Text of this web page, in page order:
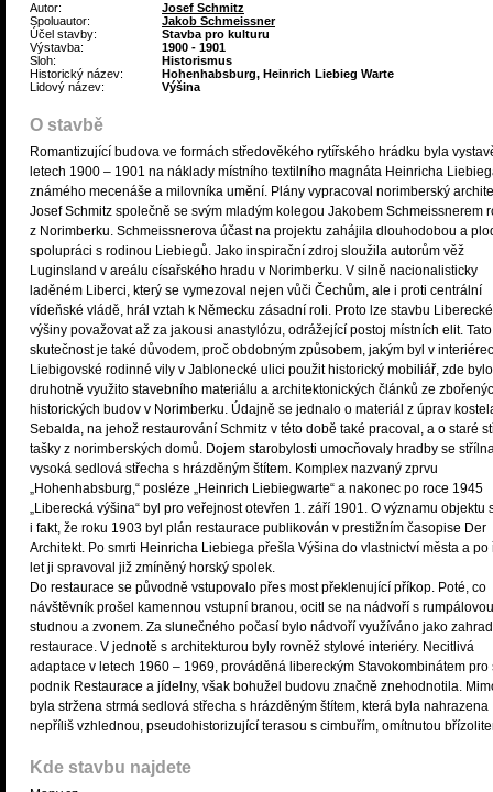
Autor:
Josef Schmitz
Spoluautor:
Jakob Schmeissner
Účel stavby:
Stavba pro kulturu
Výstavba:
1900 - 1901
Sloh:
Historismus
Historický název:
Hohenhabsburg, Heinrich Liebieg Warte
Lidový název:
Výšina
O stavbě
Romantizující budova ve formách středověkého rytířského hrádku byla
letech 1900 – 1901 na náklady místního textilního magnáta Heinricha
známého mecenáše a milovníka umění. Plány vypracoval norimberský
Josef Schmitz společně se svým mladým kolegou Jakobem Schmeissnerem
z Norimberku. Schmeissnerova účast na projektu zahájila dlouhodobou a
spolupráci s rodinou Liebiegů. Jako inspirační zdroj sloužila autorům věž
Luginsland v areálu císařského hradu v Norimberku. V silně nacionalisticky
laděném Liberci, který se vymezoval nejen vůči Čechům, ale i proti centrální
vídeňské vládě, hrál vztah k Německu zásadní roli. Proto lze stavbu Liberecké
výšiny považovat až za jakousi anastylózu, odrážející postoj místních elit. Tato
skutečnost je také důvodem, proč obdobným způsobem, jakým byl v
Liebigovské rodinné vily v Jablonecké ulici použit historický mobiliář, zde bylo
druhotně využito stavebního materiálu a architektonických článků ze
historických budov v Norimberku. Údajně se jednalo o materiál z úprav
Sebalda, na jehož restaurování Schmitz v této době také pracoval, a o staré
tašky z norimberských domů. Dojem starobylosti umocňovaly hradby se
vysoká sedlová střecha s hrázděným štítem. Komplex nazvaný zprvu
„Hohenhabsburg,“ posléze „Heinrich Liebiegwarte“ a nakonec po roce 1945
„Liberecká výšina“ byl pro veřejnost otevřen 1. září 1901. O významu objektu
i fakt, že roku 1903 byl plán restaurace publikován v prestižním časopise Der
Architekt. Po smrti Heinricha Liebiega přešla Výšina do vlastnictví města a po
let ji spravoval již zmíněný horský spolek.
Do restaurace se původně vstupovalo přes most překlenující příkop. Poté, co
návštěvník prošel kamennou vstupní branou, ocitl se na nádvoří s rumpálovou
studnou a zvonem. Za slunečného počasí bylo nádvoří využíváno jako
restaurace. V jednotě s architekturou byly rovněž stylové interiéry. Necitlivá
adaptace v letech 1960 – 1969, prováděná libereckým Stavokombinátem pro
podnik Restaurace a jídelny, však bohužel budovu značně znehodnotila.
byla stržena strmá sedlová střecha s hrázděným štítem, která byla nahrazena
nepříliš vzhlednou, pseudohistorizující terasou s cimbuřím, omítnutou
Kde stavbu najdete